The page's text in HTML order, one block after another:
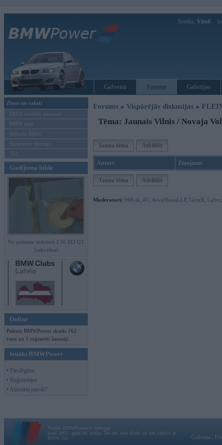
Sveiks, Viesi!
Galvenā Forums Galerijas
Ziņas un raksti
BMW modeļu jaunumi
BMW testi
Mēneša BMW
Sērijveida tūnings
Vel...
Gadījuma bilde
No pelniem atdzimis E36 M3 GT
Individual
Online
Pašreiz BMWPower skatās 162
viesi un 1 reģistrēti lietotāji.
Ienākt BMWPower
• Pieslēgties
• Reģistrēties
• Aizmirsi paroli?
Forums » Vispārējās diskusijas »
Tēma: Jaunais Vilnis / Novaja
Jauna tēma Atbildēt
Autors Ziņojums
Jauna tēma Atbildēt
Moderatori: 968-jk AV AiwaShuraLLP, GirtzB Lafter
Vortāls BMWPower.lv darbojas
kopš 2002. gada 14. maija. Tas nav auto klubs un nav saistīts ar
BMW AG.
Galvena